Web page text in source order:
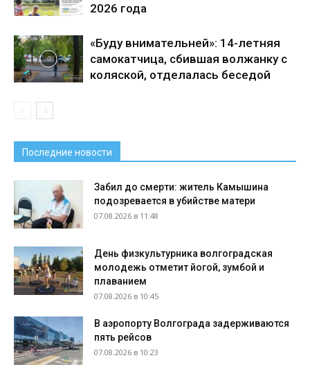
2026 года
«Буду внимательней»: 14-летняя
самокатчица, сбившая волжанку с
коляской, отделалась беседой
Последние новости
Забил до смерти: житель Камышина
подозревается в убийстве матери
07.08.2026 в 11:48
День физкультурника волгоградская
молодежь отметит йогой, зумбой и
плаванием
07.08.2026 в 10:45
В аэропорту Волгограда задерживаются
пять рейсов
07.08.2026 в 10:23